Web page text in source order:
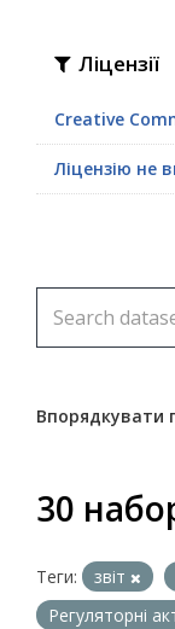
Ліцензії
Creative
Ліцензію не
Впорядкувати
30
Теги: звіт
Регуляторні